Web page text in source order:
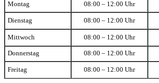
Montag 08:00 – 12:00 Uhr
Dienstag 08:00 – 12:00 Uhr
Mittwoch 08:00 – 12:00 Uhr
Donnerstag 08:00 – 12:00 Uhr
Freitag 08:00 – 12:00 Uhr